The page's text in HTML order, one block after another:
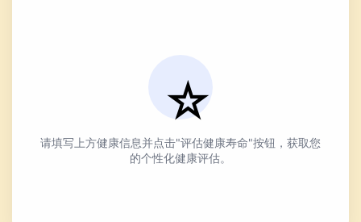
请填写上方健康信息并点击"评估健康寿命"按钮，获取您
的个性化健康评估。